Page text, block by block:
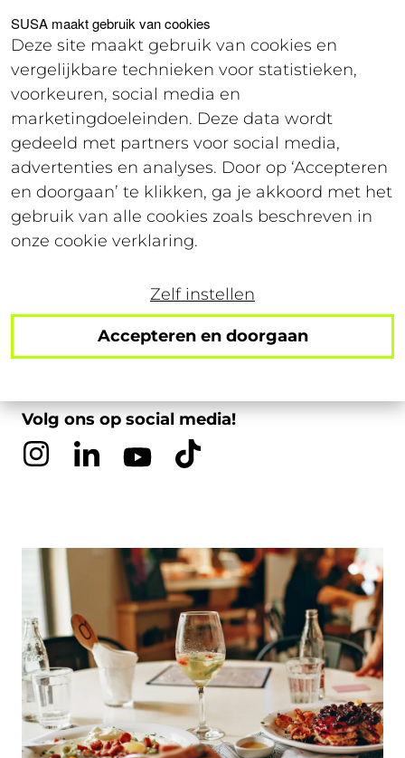
SUSA maakt gebruik van cookies
Deze site maakt gebruik van cookies en
vergelijkbare technieken voor statistieken,
voorkeuren, social media en
marketingdoeleinden. Deze data wordt
gedeeld met partners voor social media,
advertenties en analyses. Door op ‘Accepteren
en doorgaan’ te klikken, ga je akkoord met het
gebruik van alle cookies zoals beschreven in
onze cookie verklaring.
Zelf instellen
Accepteren en doorgaan
Voor studenten Voor werkgevers
Login
Als student uit eten in
zijn!
4 december 2024
Leestijd: 3 minuten
Volg ons op social media!